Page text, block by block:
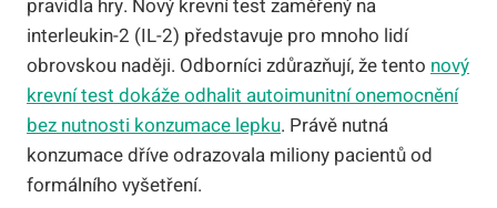
pravidla hry. Nový krevní test zaměřený na
interleukin-2 (IL-2) představuje pro mnoho lidí
obrovskou naději. Odborníci zdůrazňují, že tento nový
krevní test dokáže odhalit autoimunitní onemocnění
bez nutnosti konzumace lepku. Právě nutná
konzumace dříve odrazovala miliony pacientů od
formálního vyšetření.